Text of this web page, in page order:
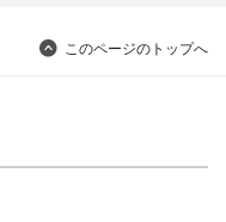
このページのトップへ